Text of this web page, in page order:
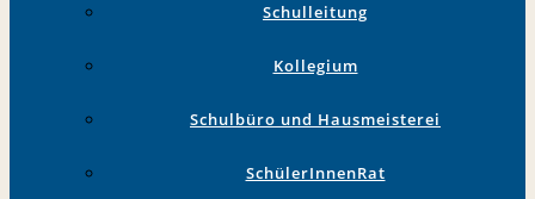
Schulleitung
Kollegium
Schulbüro und Hausmeisterei
SchülerInnenRat